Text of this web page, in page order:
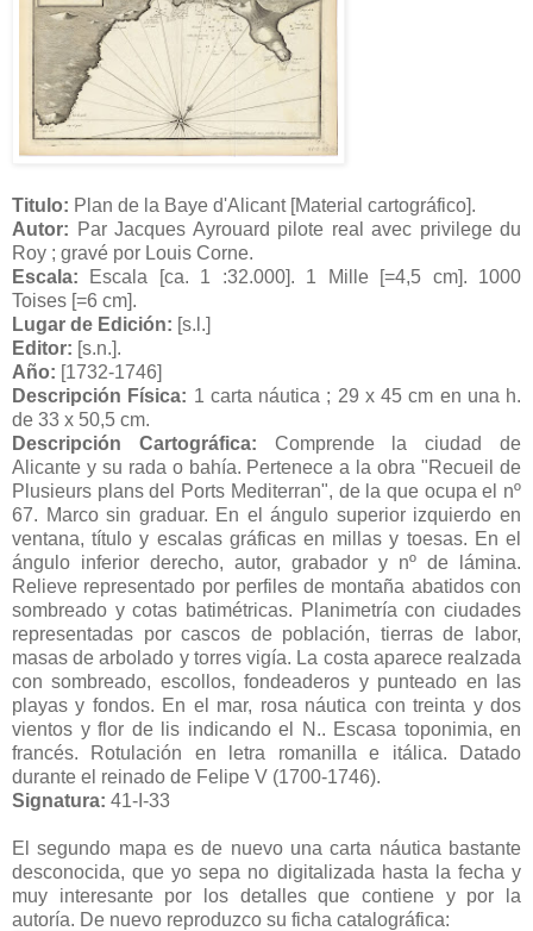
Titulo: Plan de la Baye d'Alicant [Material cartográfico].
Autor: Par Jacques Ayrouard pilote real avec privilege du
Roy ; gravé por Louis Corne.
Escala: Escala [ca. 1 :32.000]. 1 Mille [=4,5 cm]. 1000
Toises [=6 cm].
Lugar de Edición: [s.l.]
Editor: [s.n.].
Año: [1732-1746]
Descripción Física: 1 carta náutica ; 29 x 45 cm en una h.
de 33 x 50,5 cm.
Descripción Cartográfica: Comprende la ciudad de
Alicante y su rada o bahía. Pertenece a la obra "Recueil de
Plusieurs plans del Ports Mediterran", de la que ocupa el nº
67. Marco sin graduar. En el ángulo superior izquierdo en
ventana, título y escalas gráficas en millas y toesas. En el
ángulo inferior derecho, autor, grabador y nº de lámina.
Relieve representado por perfiles de montaña abatidos con
sombreado y cotas batimétricas. Planimetría con ciudades
representadas por cascos de población, tierras de labor,
masas de arbolado y torres vigía. La costa aparece realzada
con sombreado, escollos, fondeaderos y punteado en las
playas y fondos. En el mar, rosa náutica con treinta y dos
vientos y flor de lis indicando el N.. Escasa toponimia, en
francés. Rotulación en letra romanilla e itálica. Datado
durante el reinado de Felipe V (1700-1746).
Signatura: 41-I-33
El segundo mapa es de nuevo una carta náutica bastante
desconocida, que yo sepa no digitalizada hasta la fecha y
muy interesante por los detalles que contiene y por la
autoría. De nuevo reproduzco su ficha catalográfica: